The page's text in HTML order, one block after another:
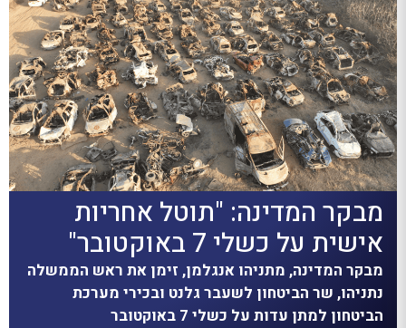
מבקר המדינה: "תוטל אחריות
אישית על כשלי 7 באוקטובר"
מבקר המדינה, מתניהו אנגלמן, זימן את ראש הממשלה
נתניהו, שר הביטחון לשעבר גלנט ובכירי מערכת
הביטחון למתן עדות על כשלי 7 באוקטובר